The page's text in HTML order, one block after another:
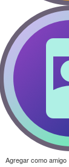
Agregar como amigo